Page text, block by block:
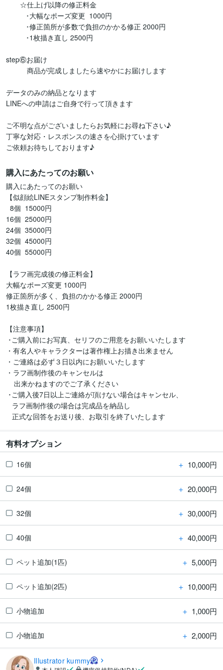
step⑥お届け
商品が完成しましたら速やかにお届けします
データのみの納品となります
LINEへの申請はご自身で行って頂きます
ご不明な点がございましたらお気軽にお尋ね下さい♪
丁寧な対応・レスポンスの速さを心掛けています
ご依頼お待ちしております♪
購入にあたってのお願い
購入にあたってのお願い
【似顔絵LINEスタンプ制作料金】
16個  25000円
24個  35000円
32個  45000円
40個  55000円
【ラフ画完成後の修正料金】
大幅なポーズ変更 1000円
修正箇所が多く、負担のかかる修正 2000円
1枚描き直し 2500円
【注意事項】
・有名人やキャラクターは著作権上お描き出来ません
・ご連絡は必ず３日以内にお願いいたします
・ラフ画制作後のキャンセルは
   正式な回答をお送り後、お取引を終了いたします
有料オプション
16個 ＋ 10,000円
24個 ＋ 20,000円
32個 ＋ 30,000円
40個 ＋ 40,000円
ペット追加(1匹) ＋ 5,000円
ペット追加(2匹) ＋ 10,000円
小物追加 ＋ 1,000円
小物追加 ＋ 2,000円
Illustrator kummy